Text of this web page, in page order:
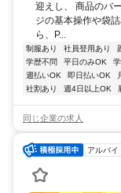
迎えし、 商品のバ
ジの基本操作や袋
ら、P...
制服あり 社員登用あり
学歴不問
平日のみOK
週払いOK
即日払いOK
社割あり
週4日以上OK
同じ企業の求人
アルバイ